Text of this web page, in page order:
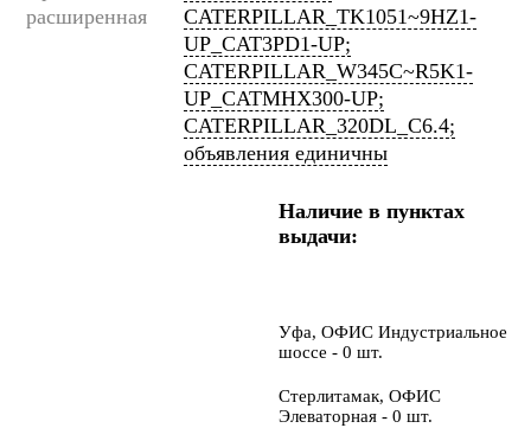
расширенная
CATERPILLAR_TK1051~9HZ1-
UP_CAT3PD1-UP;
CATERPILLAR_W345C~R5K1-
UP_CATMHX300-UP;
CATERPILLAR_320DL_C6.4;
объявления единичны
Наличие в пунктах
выдачи:
Уфа, ОФИС Индустриальное
шоссе - 0 шт.
Стерлитамак, ОФИС
Элеваторная - 0 шт.